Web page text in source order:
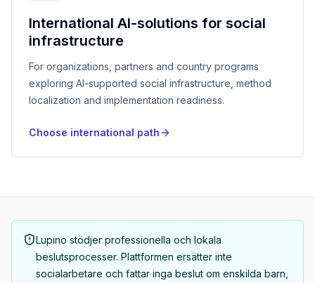
International AI-solutions for social
infrastructure
For organizations, partners and country programs
exploring AI-supported social infrastructure, method
localization and implementation readiness.
Choose international path
Lupino stödjer professionella och lokala
beslutsprocesser. Plattformen ersätter inte
socialarbetare och fattar inga beslut om enskilda barn,